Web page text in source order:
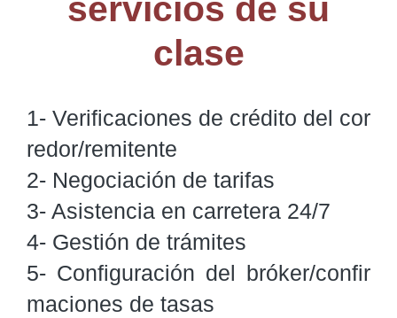
servicios de su
clase
1- Verificaciones de crédito del cor
redor/remitente
2- Negociación de tarifas
3- Asistencia en carretera 24/7
4- Gestión de trámites
5- Configuración del bróker/confir
maciones de tasas